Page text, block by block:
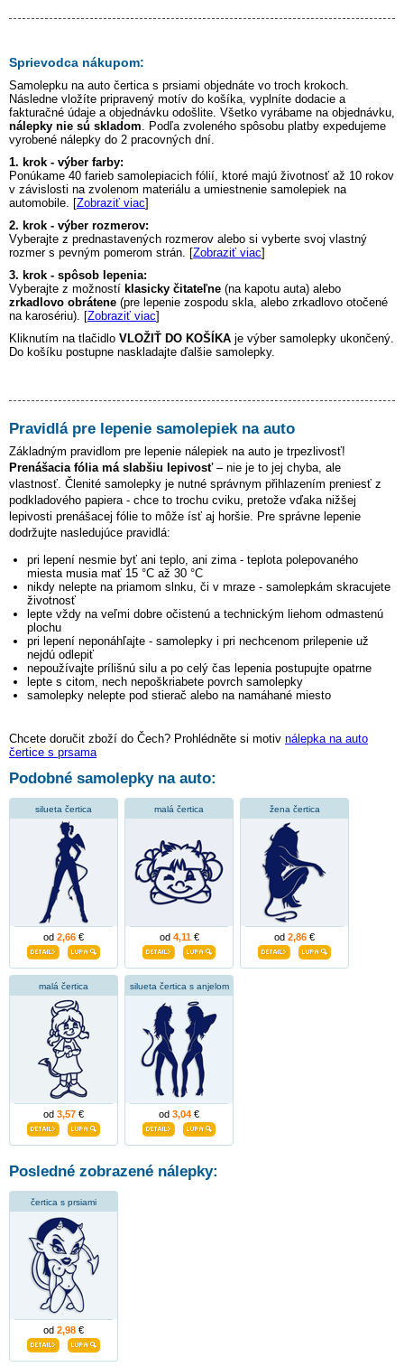
Sprievodca nákupom:
Samolepku na auto čertica s prsiami objednáte vo troch krokoch.
Následne vložíte pripravený motív do košíka, vyplníte dodacie a
fakturačné údaje a objednávku odošlite. Všetko vyrábame na objednávku,
nálepky nie sú skladom . Podľa zvoleného spôsobu platby expedujeme
vyrobené nálepky do 2 pracovných dní.
1. krok - výber farby:
Ponúkame 40 farieb samolepiacich fólií, ktoré majú životnosť až 10 rokov
v závislosti na zvolenom materiálu a umiestnenie samolepiek na
automobile. [Zobraziť viac]
2. krok - výber rozmerov:
Vyberajte z prednastavených rozmerov alebo si vyberte svoj vlastný
rozmer s pevným pomerom strán. [Zobraziť viac]
3. krok - spôsob lepenia:
Vyberajte z možností klasicky čitateľne (na kapotu auta) alebo
zrkadlovo obrátene (pre lepenie zospodu skla, alebo zrkadlovo otočené
na karosériu). [Zobraziť viac]
Kliknutím na tlačidlo VLOŽIŤ DO KOŠÍKA je výber samolepky ukončený.
Do košíku postupne naskladajte ďalšie samolepky.
Pravidlá pre lepenie samolepiek na auto
Základným pravidlom pre lepenie nálepiek na auto je trpezlivosť!
Prenášacia fólia má slabšiu lepivosť– nie je to jej chyba, ale
vlastnosť. Členité samolepky je nutné správnym přihlazením preniesť z
podkladového papiera - chce to trochu cviku, pretože vďaka nižšej
lepivosti prenášacej fólie to môže ísť aj horšie. Pre správne lepenie
dodržujte nasledujúce pravidlá:
pri lepení nesmie byť ani teplo, ani zima - teplota polepovaného
miesta musia mať 15 °C až 30 °C
nikdy nelepte na priamom slnku, či v mraze - samolepkám skracujete
životnosť
lepte vždy na veľmi dobre očistenú a technickým liehom odmastenú
plochu
pri lepení neponáhľajte - samolepky i pri nechcenom prilepenie už
nejdú odlepiť
nepoužívajte prílišnú silu a po celý čas lepenia postupujte opatrne
lepte s citom, nech nepoškriabete povrch samolepky
samolepky nelepte pod stierač alebo na namáhané miesto
Chcete doručit zboží do Čech? Prohlédněte si motiv nálepka na auto
čertice s prsama
Podobné samolepky na auto:
silueta čertica
od 2,66 €
malá čertica
od 4,11€
žena čertica
od 2,86 €
malá čertica
od 3,57 €
silueta čertica s anjelom
od 3,04 €
Posledné zobrazené nálepky:
čertica s prsiami
od 2,98 €